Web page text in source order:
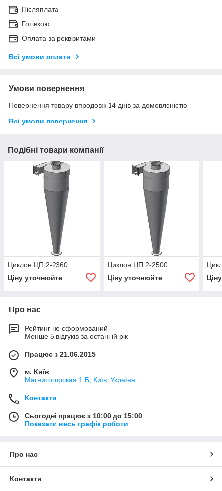
Післяплата
Готівкою
Оплата за реквізитами
Всі умови оплати
Умови повернення
Повернення товару впродовж 14 днів за домовленістю
Всі умови повернення
Подібні товари компанії
Циклон ЦП 2-2360
Ціну уточнюйте
Циклон ЦП 2-2500
Ціну уточнюйте
Про нас
Рейтинг не сформований
Менше 5 відгуків за останній рік
Працює з 21.06.2015
м. Київ
Магнитогорская 1 Б, Київ, Україна
Контакти
Сьогодні працює з 10:00 до 15:00
Показати весь графік роботи
Про нас
Контакти